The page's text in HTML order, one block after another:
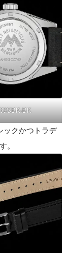
BK
ックかつトラデ
。